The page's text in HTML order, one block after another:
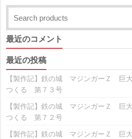
最近のコメント
最近の投稿
【製作記】鉄の城 マジンガーＺ 巨
つくる 第７３号
【製作記】鉄の城 マジンガーＺ 巨
つくる 第７２号
【製作記】鉄の城 マジンガーＺ 巨